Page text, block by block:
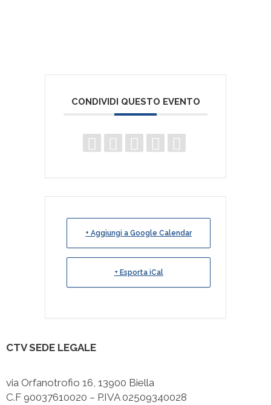
CONDIVIDI QUESTO EVENTO
+ Aggiungi a Google Calendar
+ Esporta iCal
CTV SEDE LEGALE
via Orfanotrofio 16, 13900 Biella
C.F 90037610020 – P.IVA 02509340028